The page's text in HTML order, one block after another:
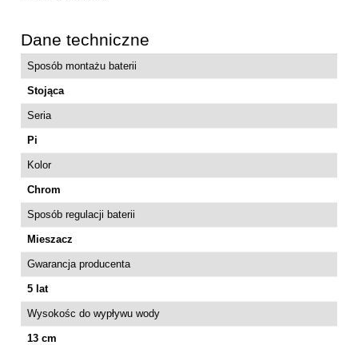
Dane techniczne
Sposób montażu baterii
Stojąca
Seria
Pi
Kolor
Chrom
Sposób regulacji baterii
Mieszacz
Gwarancja producenta
5 lat
Wysokośc do wypływu wody
13 cm